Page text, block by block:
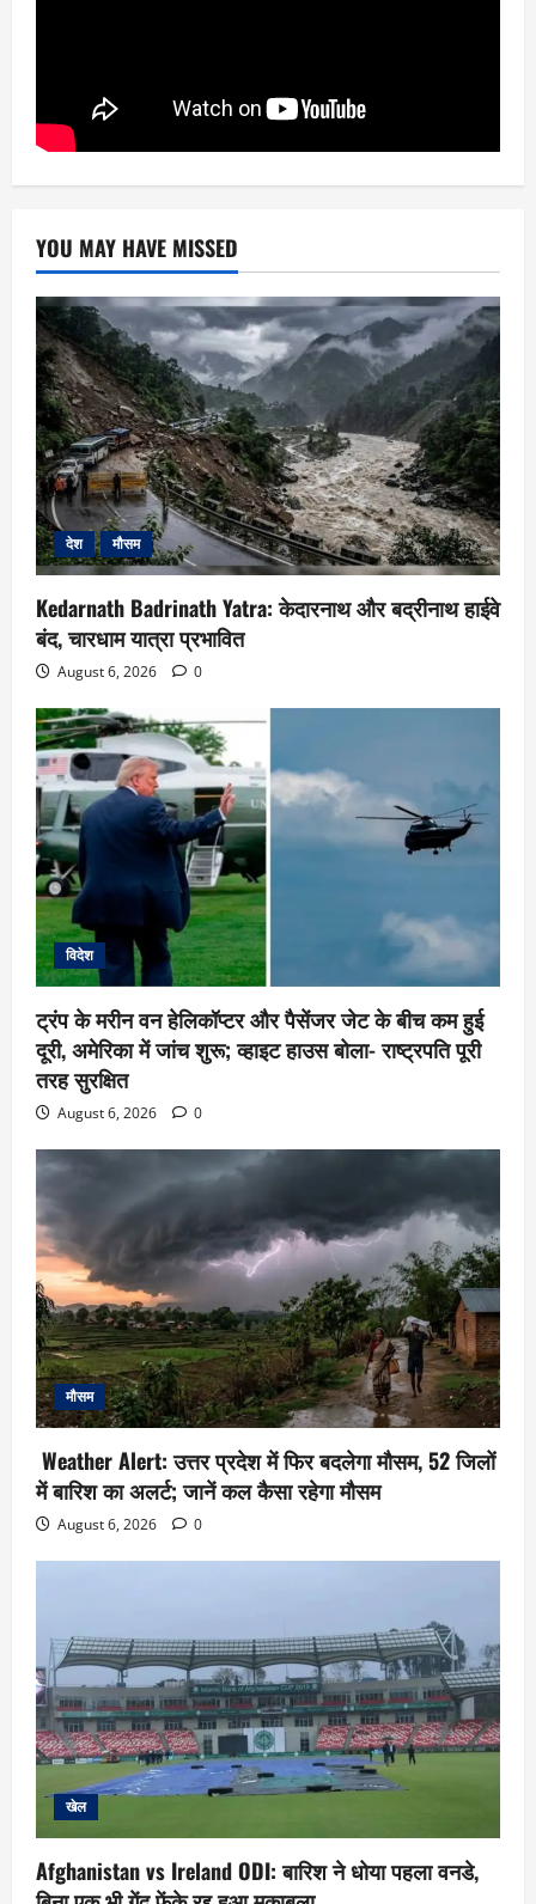
YOU MAY HAVE MISSED
देश मौसम
Kedarnath Badrinath Yatra: केदारनाथ और बद्रीनाथ हाईवे
बंद, चारधाम यात्रा प्रभावित
August 6, 2026 0
विदेश
ट्रंप के मरीन वन हेलिकॉप्टर और पैसेंजर जेट के बीच कम हुई
दूरी, अमेरिका में जांच शुरू; व्हाइट हाउस बोला- राष्ट्रपति पूरी
तरह सुरक्षित
August 6, 2026 0
मौसम
Weather Alert: उत्तर प्रदेश में फिर बदलेगा मौसम, 52 जिलों
में बारिश का अलर्ट; जानें कल कैसा रहेगा मौसम
August 6, 2026 0
खेल
Afghanistan vs Ireland ODI: बारिश ने धोया पहला वनडे,